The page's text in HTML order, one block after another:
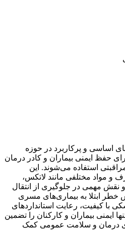
اساسی و پرکاربرد در حوزه
حفظ ایمنی بیماران و کادر درمان
استفاده می‌شوند. این
و مواد مختلفی مانند لاتکس،
و نقش مهمی در جلوگیری از انتقال
ابتلا به بیماری‌های مسری
با کیفیت، رعایت استانداردهای
ایمنی بیماران و کارکنان را تضمین
درمان و سلامت عمومی کمک